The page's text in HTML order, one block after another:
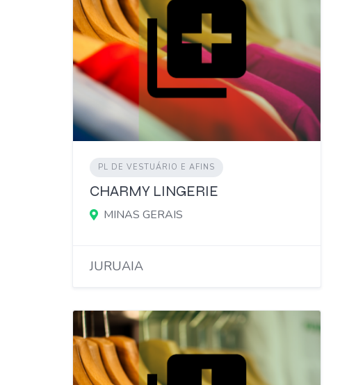
PL DE VESTUÁRIO E AFINS
CHARMY LINGERIE
MINAS GERAIS
JURUAIA